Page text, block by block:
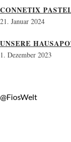
CONNETIX
21. Januar 2024
UNSERE
1. Dezember 2023
@FiosWelt